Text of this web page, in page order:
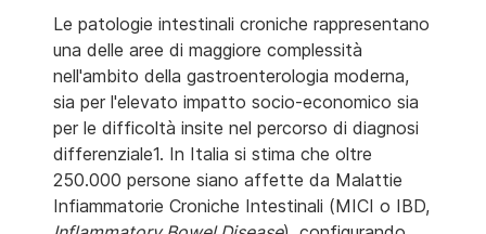
Le patologie intestinali croniche rappresentano
una delle aree di maggiore complessità
nell'ambito della gastroenterologia moderna,
sia per l'elevato impatto socio-economico sia
per le difficoltà insite nel percorso di diagnosi
differenziale1. In Italia si stima che oltre
250.000 persone siano affette da Malattie
Infiammatorie Croniche Intestinali (MICI o IBD,